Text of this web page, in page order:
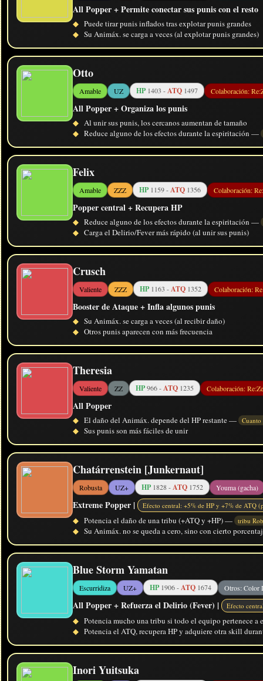
All Popper + Permite conectar sus punis con el resto
◆ Puede tirar punis inflados tras explotar punis grandes
◆ Su Animáx. se carga a veces (al explotar punis grandes)
Otto
Amable UZ HP1403 -ATQ 1497 Colaboración:
All Popper + Organiza los punis
◆ Al unir sus punis, los cercanos aumentan de tamaño
◆ Reduce alguno de los efectos durante la espiritación —
Felix
Amable ZZZ HP1159 -ATQ 1356 Colaboración:
Popper central + Recupera HP
◆ Reduce alguno de los efectos durante la espiritación —
◆ Carga el Delirio/Fever más rápido (al unir sus punis)
Crusch
Valiente ZZZ HP1163 -ATQ 1352 Colaboración:
Booster de Ataque + Infla algunos punis
◆ Su Animáx. se carga a veces (al recibir daño)
◆ Otros punis aparecen con más frecuencia
Theresia
Valiente ZZ HP966 -ATQ 1235 Colaboración:
All Popper
◆ El daño del Animáx. depende del HP restante — Cuanto
◆ Sus punis son más fáciles de unir
Chatárrenstein [Junkernaut]
Robusta UZ+ HP1828 -ATQ 1752 Youma (gacha)
Extreme Popper | Efecto central: +5% de HP y +7% de ATQ
◆ Potencia el daño de una tribu (+ATQ y +HP) — tribu
◆ Su Animáx. no se queda a cero, sino con cierto
Blue Storm Yamatan
Escurridiza UZ+ HP1906 -ATQ 1674 Otros: Color
All Popper + Refuerza el Delirio (Fever) | Efecto
◆ Potencia mucho una tribu si todo el equipo pertenece
◆ Potencia el ATQ, recupera HP y adquiere otra skill
Inori Yuitsuka